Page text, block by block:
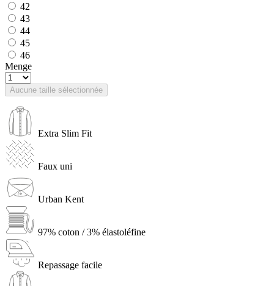
42
43
44
45
46
Menge
Aucune taille sélectionnée
Extra Slim Fit
Faux uni
Urban Kent
97% coton / 3% élastoléfine
Repassage facile